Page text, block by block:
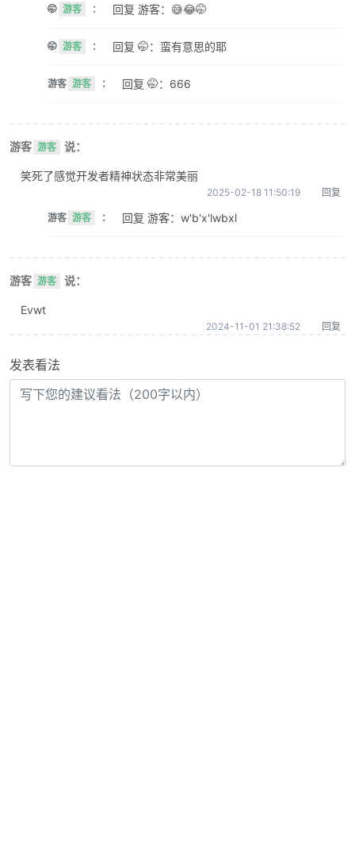
🤭 游客 ： 回复 游客：😅😂🤭
🤭 游客 ： 回复 🤭：蛮有意思的耶
游客 游客 ： 回复 🤭：666
游客 游客 说：
笑死了感觉开发者精神状态非常美丽
2025-02-18 11:50:19 回复
游客 游客 ： 回复 游客：w'b'x'lwbxl
游客 游客 说：
Evwt
2024-11-01 21:38:52 回复
发表看法